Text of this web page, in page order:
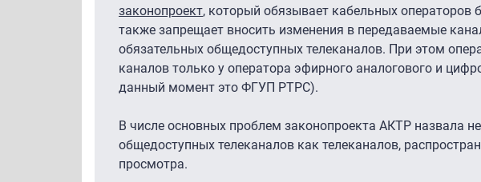
законопроект, который обязывает кабельных операторов
также запрещает вносить изменения в передаваемые
обязательных общедоступных телеканалов. При этом
каналов только у оператора эфирного аналогового и
данный момент это ФГУП РТРС).
В числе основных проблем законопроекта АКТР назвала
общедоступных телеканалов как телеканалов,
просмотра.